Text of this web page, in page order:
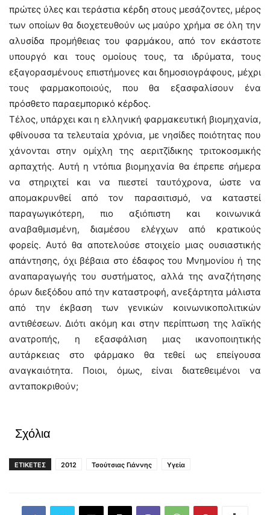
πρώτες ύλες και τεράστια κέρδη στους μεσάζοντες, μέρος
των οποίων θα διοχετευθούν ως μαύρο χρήμα σε όλη την
αλυσίδα προμήθειας του φαρμάκου, από τον εκάστοτε
υπουργό και τους ομοίους τους, τα ιδρύματα, τους
εξαγορασμένους επιστήμονες και δημοσιογράφους, μέχρι
τους φαρμακοποιούς, που θα εξασφαλίσουν ένα
πρόσθετο παραεμπορικό κέρδος.
Τέλος, υπάρχει και η ελληνική φαρμακευτική βιομηχανία,
φθίνουσα τα τελευταία χρόνια, με νησίδες ποιότητας που
χάνονται στην ομίχλη της αεριτζίδικης τριτοκοσμικής
αρπαχτής. Αυτή η ντόπια βιομηχανία θα έπρεπε σήμερα
να στηριχτεί και να πιεστεί ταυτόχρονα, ώστε να
απομακρυνθεί από τον παρασιτισμό, να καταστεί
παραγωγικότερη, πιο αξιόπιστη και κοινωνικά
αναβαθμισμένη, διαμέσου ελέγχων από κρατικούς
φορείς. Αυτό θα αποτελούσε στοιχείο μιας ουσιαστικής
απάντησης, όχι βέβαια στο έδαφος του Μνημονίου ή της
αναπαραγωγής του συστήματος, αλλά της αναζήτησης
όρων διεξόδου από την καταστροφή, ανεξάρτητα μάλιστα
από την έκβαση των γενικών κοινωνικοπολιτικών
αντιθέσεων. Διότι ακόμη και στην περίπτωση της λαϊκής
ανατροπής, η εξασφάλιση μιας ικανοποιητικής
αυτάρκειας στο φάρμακο θα τεθεί ως επείγουσα
αναγκαιότητα. Ποιοι, όμως, είναι διατεθειμένοι να
ανταποκριθούν;
Σχόλια
ΕΤΙΚΕΤΕΣ 2012 Τσούτσιας Γιάννης Υγεία